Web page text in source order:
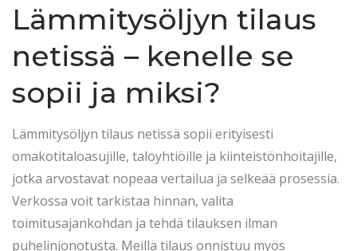
Lämmitysöljyn tilaus
netissä – kenelle se
sopii ja miksi?
Lämmitysöljyn tilaus netissä sopii erityisesti
omakotitaloasujille, taloyhtiöille ja kiinteistönhoitajille,
jotka arvostavat nopeaa vertailua ja selkeää prosessia.
Verkossa voit tarkistaa hinnan, valita
toimitusajankohdan ja tehdä tilauksen ilman
puhelinjonotusta. Meillä tilaus onnistuu myös